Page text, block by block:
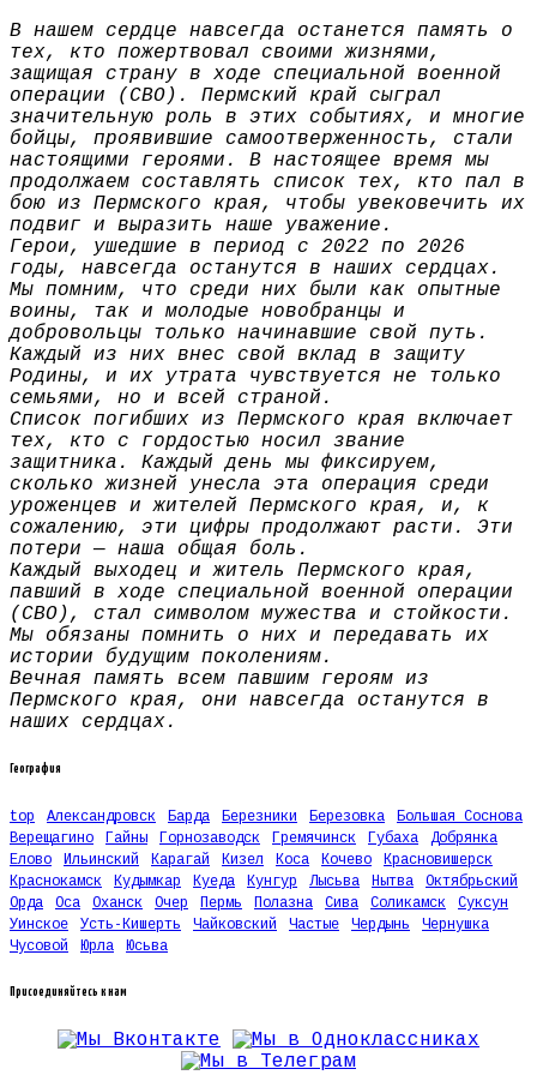
В нашем сердце навсегда останется память о
тех, кто пожертвовал своими жизнями,
защищая страну в ходе специальной военной
операции (СВО). Пермский край сыграл
значительную роль в этих событиях, и многие
бойцы, проявившие самоотверженность, стали
настоящими героями. В настоящее время мы
продолжаем составлять список тех, кто пал в
бою из Пермского края, чтобы увековечить их
подвиг и выразить наше уважение.
Герои, ушедшие в период с 2022 по 2026
годы, навсегда останутся в наших сердцах.
Мы помним, что среди них были как опытные
воины, так и молодые новобранцы и
добровольцы только начинавшие свой путь.
Каждый из них внес свой вклад в защиту
Родины, и их утрата чувствуется не только
семьями, но и всей страной.
Список погибших из Пермского края включает
тех, кто с гордостью носил звание
защитника. Каждый день мы фиксируем,
сколько жизней унесла эта операция среди
уроженцев и жителей Пермского края, и, к
сожалению, эти цифры продолжают расти. Эти
потери — наша общая боль.
Каждый выходец и житель Пермского края,
павший в ходе специальной военной операции
(СВО), стал символом мужества и стойкости.
Мы обязаны помнить о них и передавать их
истории будущим поколениям.
Вечная память всем павшим героям из
Пермского края, они навсегда останутся в
наших сердцах.
География
top Александровск Барда Березники Березовка
Большая Соснова
Верещагино
Гайны Горнозаводск Гремячинск Губаха
Добрянка
Елово
Ильинский Карагай Кизел Коса Кочево
Красновишерск
Краснокамск
Кудымкар Куеда Кунгур Лысьва Нытва
Октябрьский
Орда
Оса Оханск Очер Пермь Полазна Сива Соликамск
Суксун
Уинское
Усть-Кишерть Чайковский Частые Чердынь
Чернушка
Чусовой
Юрла Юсьва
Присоединяйтесь к нам